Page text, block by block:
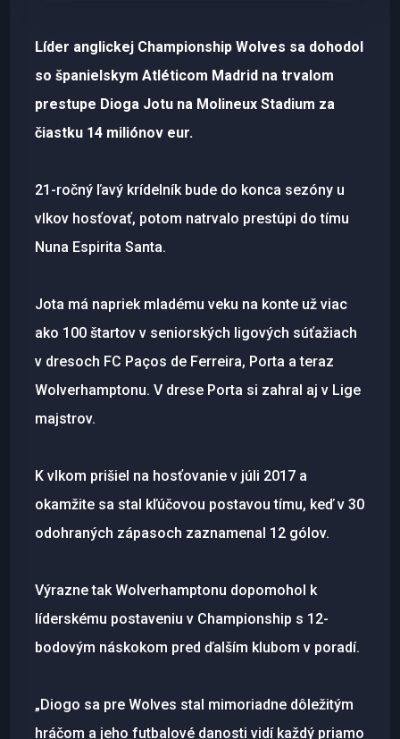
Líder anglickej Championship Wolves sa dohodol
so španielskym Atléticom Madrid na trvalom
prestupe Dioga Jotu na Molineux Stadium za
čiastku 14 miliónov eur.
21-ročný ľavý krídelník bude do konca sezóny u
vlkov hosťovať, potom natrvalo prestúpi do tímu
Nuna Espirita Santa.
Jota má napriek mladému veku na konte už viac
ako 100 štartov v seniorských ligových súťažiach
v dresoch FC Paços de Ferreira, Porta a teraz
Wolverhamptonu. V drese Porta si zahral aj v Lige
majstrov.
K vlkom prišiel na hosťovanie v júli 2017 a
okamžite sa stal kľúčovou postavou tímu, keď v 30
odohraných zápasoch zaznamenal 12 gólov.
Výrazne tak Wolverhamptonu dopomohol k
líderskému postaveniu v Championship s 12-
bodovým náskokom pred ďalším klubom v poradí.
„Diogo sa pre Wolves stal mimoriadne dôležitým
hráčom a jeho futbalové danosti vidí každý priamo